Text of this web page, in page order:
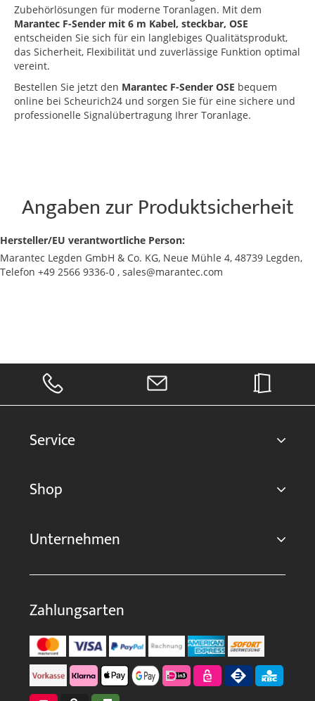
Zubehörlösungen für moderne Toranlagen. Mit dem
Marantec F-Sender mit 6 m Kabel, steckbar, OSE
entscheiden Sie sich für ein langlebiges Qualitätsprodukt,
das Sicherheit, Flexibilität und zuverlässige Funktion optimal
vereint.
Bestellen Sie jetzt den Marantec F-Sender OSE bequem
online bei Scheurich24 und sorgen Sie für eine sichere und
professionelle Signalübertragung Ihrer Toranlage.
Angaben zur Produktsicherheit
Hersteller/EU verantwortliche Person:
Marantec Legden GmbH & Co. KG, Neue Mühle 4, 48739 Legden,
Telefon +49 2566 9336-0 , sales@marantec.com
Service
Shop
Unternehmen
Zahlungsarten